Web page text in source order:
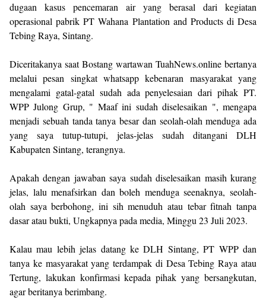
dugaan kasus pencemaran air yang berasal dari kegiatan
operasional pabrik PT Wahana Plantation and Products di Desa
Tebing Raya, Sintang.
Diceritakanya saat Bostang wartawan TuahNews.online bertanya
melalui pesan singkat whatsapp kebenaran masyarakat yang
mengalami gatal-gatal sudah ada penyelesaian dari pihak PT.
WPP Julong Grup, " Maaf ini sudah diselesaikan ", mengapa
menjadi sebuah tanda tanya besar dan seolah-olah menduga ada
yang saya tutup-tutupi, jelas-jelas sudah ditangani DLH
Kabupaten Sintang, terangnya.
Apakah dengan jawaban saya sudah diselesaikan masih kurang
jelas, lalu menafsirkan dan boleh menduga seenaknya, seolah-
olah saya berbohong, ini sih menuduh atau tebar fitnah tanpa
dasar atau bukti, Ungkapnya pada media, Minggu 23 Juli 2023.
Kalau mau lebih jelas datang ke DLH Sintang, PT WPP dan
tanya ke masyarakat yang terdampak di Desa Tebing Raya atau
Tertung, lakukan konfirmasi kepada pihak yang bersangkutan,
agar beritanya berimbang.